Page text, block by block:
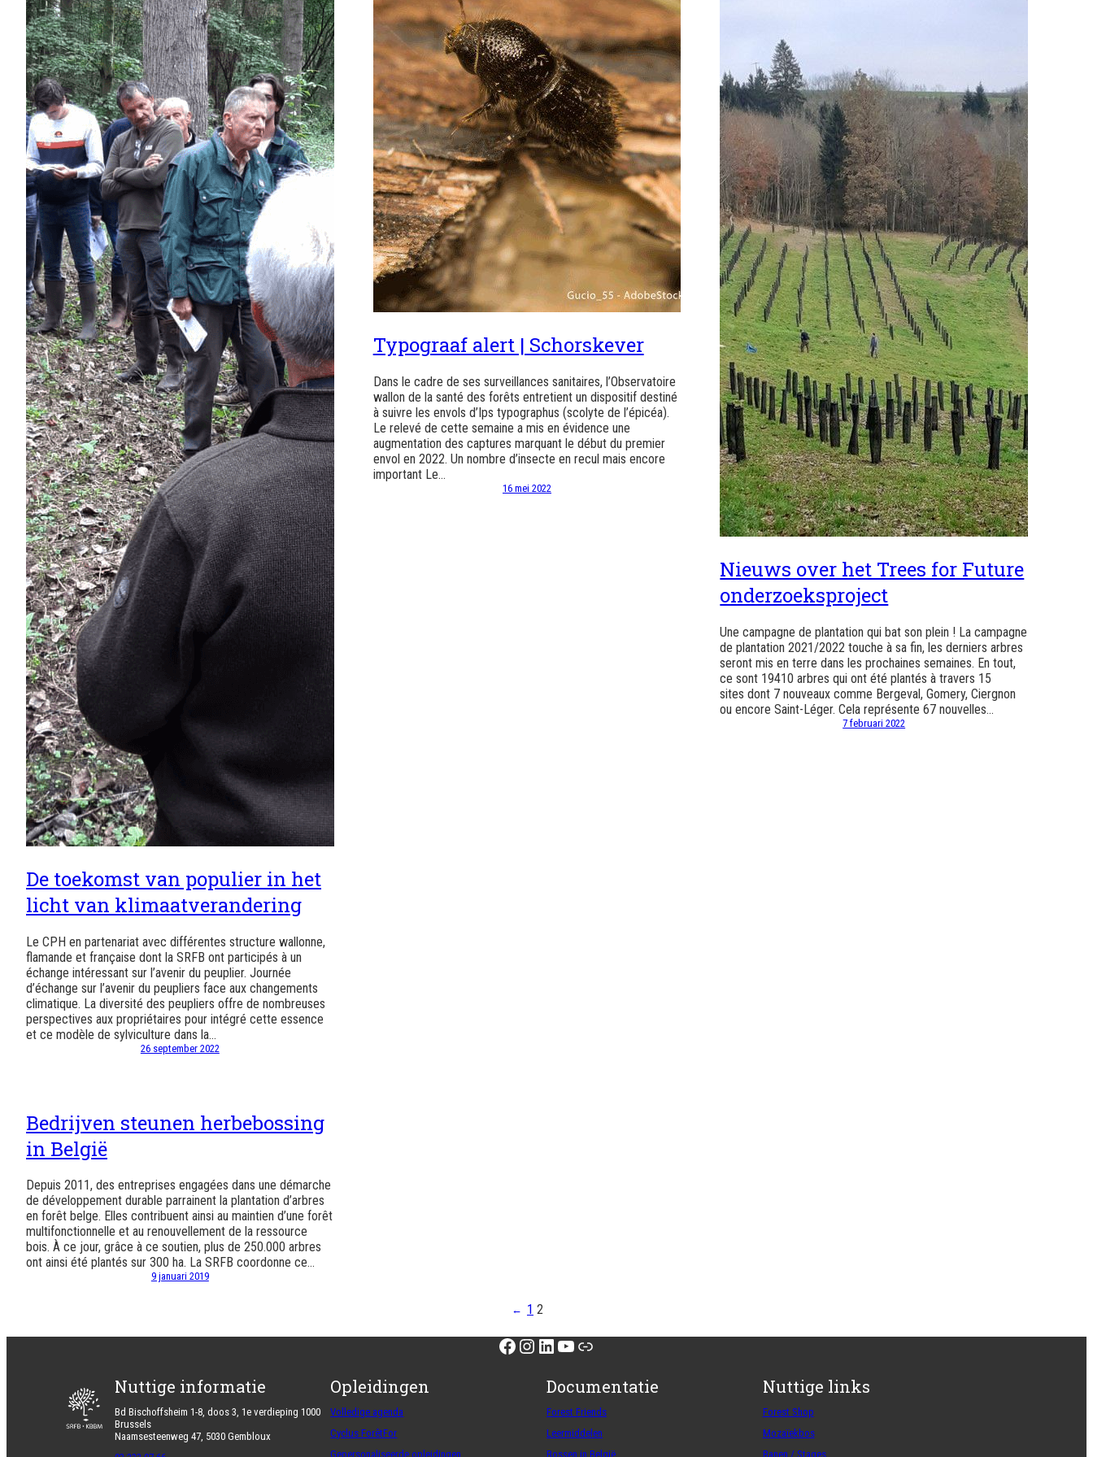
De toekomst van populier in het
licht van klimaatverandering
Le CPH en partenariat avec différentes structure wallonne,
flamande et française dont la SRFB ont participés à un
échange intéressant sur l’avenir du peuplier. Journée
d’échange sur l’avenir du peupliers face aux changements
climatique. La diversité des peupliers offre de nombreuses
perspectives aux propriétaires pour intégré cette essence
et ce modèle de sylviculture dans la…
26 september 2022
Typograaf alert | Schorskever
Dans le cadre de ses surveillances sanitaires, l’Observatoire
wallon de la santé des forêts entretient un dispositif destiné
à suivre les envols d’Ips typographus (scolyte de l’épicéa).
Le relevé de cette semaine a mis en évidence une
augmentation des captures marquant le début du premier
envol en 2022. Un nombre d’insecte en recul mais encore
important Le…
16 mei 2022
Nieuws over het Trees for Future
onderzoeksproject
Une campagne de plantation qui bat son plein ! La campagne
de plantation 2021/2022 touche à sa fin, les derniers arbres
seront mis en terre dans les prochaines semaines. En tout,
ce sont 19410 arbres qui ont été plantés à travers 15
sites dont 7 nouveaux comme Bergeval, Gomery, Ciergnon
ou encore Saint-Léger. Cela représente 67 nouvelles…
7 februari 2022
Bedrijven steunen herbebossing
in België
Depuis 2011, des entreprises engagées dans une démarche
de développement durable parrainent la plantation d’arbres
en forêt belge. Elles contribuent ainsi au maintien d’une forêt
multifonctionnelle et au renouvellement de la ressource
bois. À ce jour, grâce à ce soutien, plus de 250.000 arbres
ont ainsi été plantés sur 300 ha. La SRFB coordonne ce…
9 januari 2019
← 1 2
Facebook
Instagram
LinkedIn
YouTube
Link
Nuttige informatie
Bd Bischoffsheim 1-8, doos 3, 1e verdieping 1000
Brussels
Naamsesteenweg 47, 5030 Gembloux
Opleidingen
Volledige agenda
Cyclus ForêtFor
Gepersonaliseerde opleidingen
Documentatie
Forest Friends
Leermiddelen
Bossen in België
Nuttige links
Forest Shop
Mozaïekbos
Banen / Stages